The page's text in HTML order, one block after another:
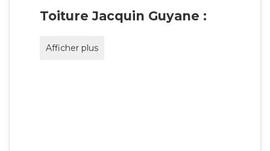
Toiture Jacquin Guyane :
Afficher plus